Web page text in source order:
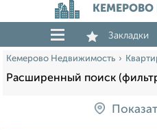
Закладки
Кемерово Недвижимость
Расширенный поиск